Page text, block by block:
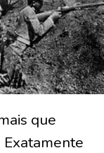
que